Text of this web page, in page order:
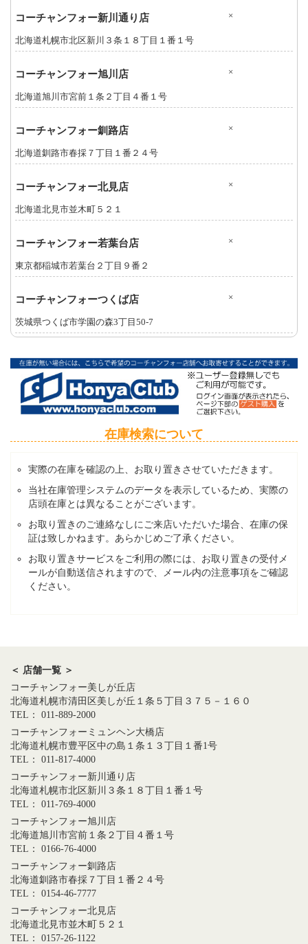
コーチャンフォー新川通り店 ×
北海道札幌市北区新川３条１８丁目１番１号
コーチャンフォー旭川店 ×
北海道旭川市宮前１条２丁目４番１号
コーチャンフォー釧路店 ×
北海道釧路市春採７丁目１番２４号
コーチャンフォー北見店 ×
北海道北見市並木町５２１
コーチャンフォー若葉台店 ×
東京都稲城市若葉台２丁目９番２
コーチャンフォーつくば店 ×
茨城県つくば市学園の森3丁目50-7
在庫検索について
実際の在庫を確認の上、お取り置きさせていただきます。
当社在庫管理システムのデータを表示しているため、実際の
店頭在庫とは異なることがございます。
お取り置きのご連絡なしにご来店いただいた場合、在庫の保
証は致しかねます。あらかじめご了承ください。
お取り置きサービスをご利用の際には、お取り置きの受付メ
ールが自動送信されますので、メール内の注意事項をご確認
ください。
＜ 店舗一覧 ＞
コーチャンフォー美しが丘店
北海道札幌市清田区美しが丘１条５丁目３７５－１６０
TEL： 011-889-2000
コーチャンフォーミュンヘン大橋店
北海道札幌市豊平区中の島１条１３丁目１番1号
TEL： 011-817-4000
コーチャンフォー新川通り店
北海道札幌市北区新川３条１８丁目１番１号
TEL： 011-769-4000
コーチャンフォー旭川店
北海道旭川市宮前１条２丁目４番１号
TEL： 0166-76-4000
コーチャンフォー釧路店
北海道釧路市春採７丁目１番２４号
TEL： 0154-46-7777
コーチャンフォー北見店
北海道北見市並木町５２１
TEL： 0157-26-1122